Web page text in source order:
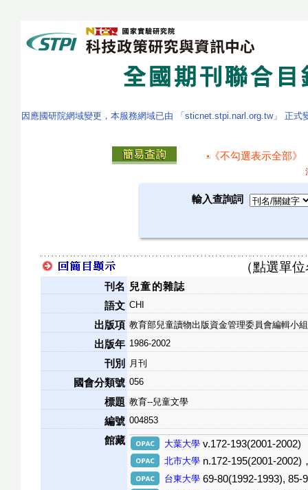
因應國研院網域變更，本服務網域已由 「sticnet.stpi.narl.org.tw」 正
《不勾選表示全部》
輸入查詢詞
（點選單
刊名 兒童的雜誌
語文 CHI
出版項 教育部兒童讀物出版資金管理委員會編輯小
出版年 1986-2002
刊別 月刊
國會分類號 056
標題 教育--兒童文學
編號 004853
館藏 大葉大學 v.172-193(2001-2002)
北市大學 n.172-195(2001-2002)
台東大學 69-80(1992-1993),